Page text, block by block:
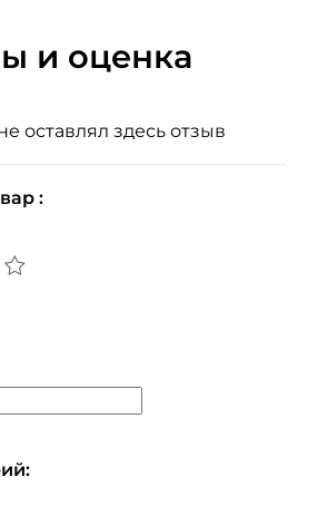
и оценка
оставлял здесь отзыв
: